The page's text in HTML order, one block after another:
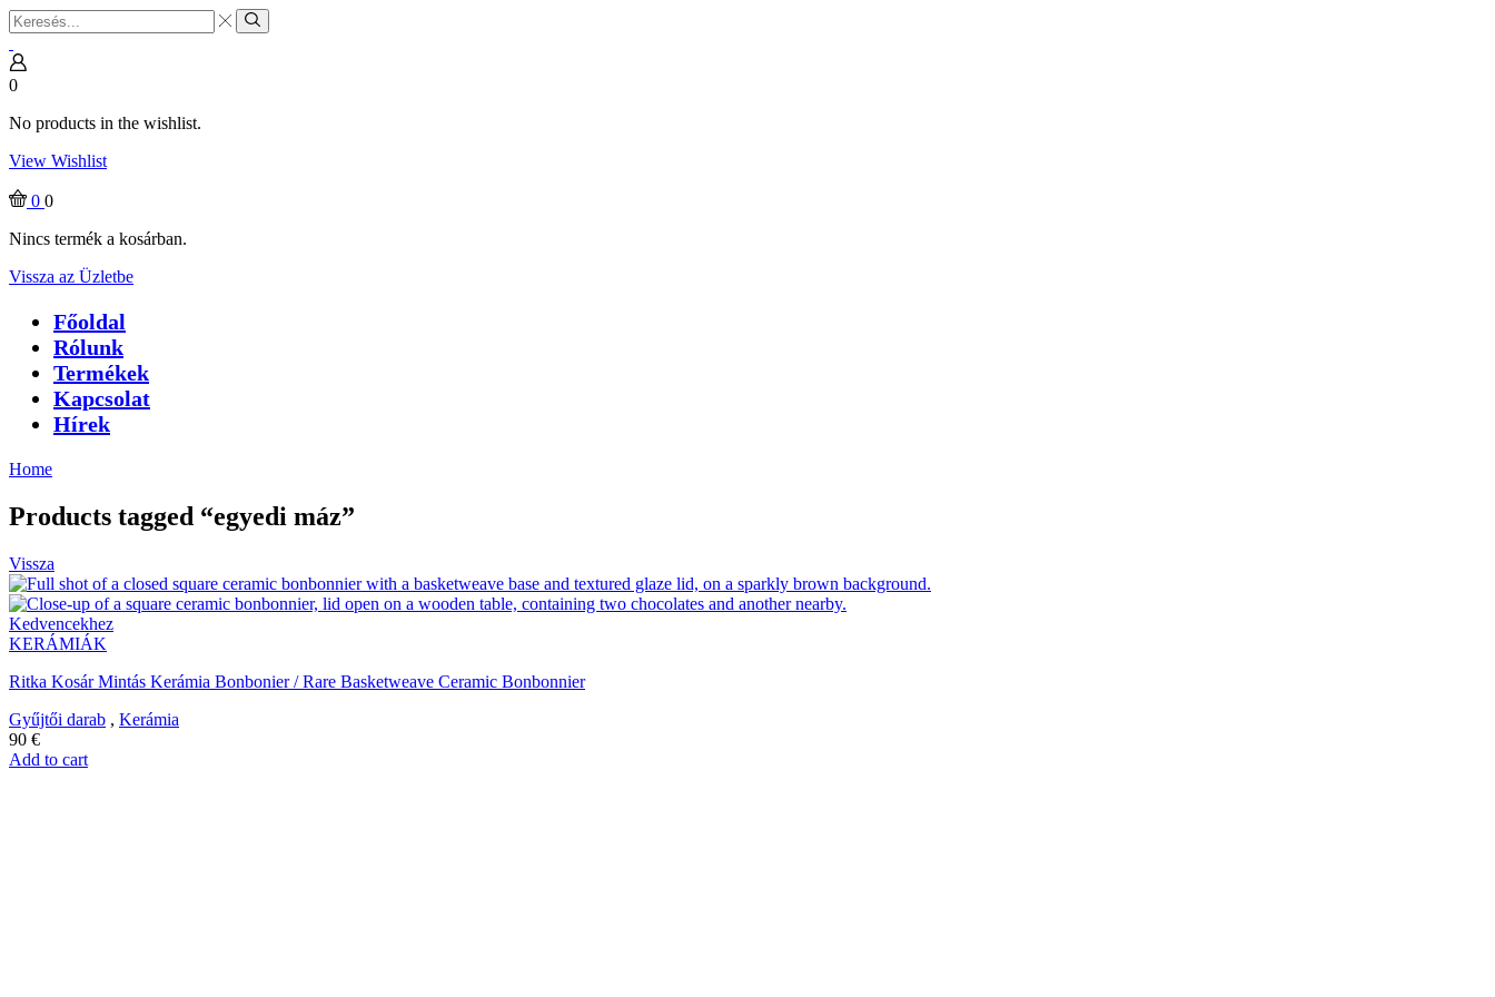
Search
input
Search
0
No products in the wishlist.
View Wishlist
0 0
Nincs termék a kosárban.
Vissza az Üzletbe
Főoldal
Rólunk
Termékek
Kapcsolat
Hírek
Home
Products tagged “egyedi máz”
Vissza
Kedvencekhez
KERÁMIÁK
Ritka Kosár Mintás Kerámia Bonbonier / Rare Basketweave Ceramic Bonbonnier
Gyűjtői darab , Kerámia
90 €
Add to cart